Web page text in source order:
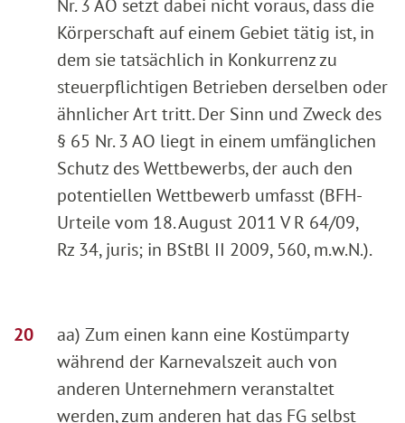
Nr. 3 AO setzt dabei nicht voraus, dass die
Körperschaft auf einem Gebiet tätig ist, in
dem sie tatsächlich in Konkurrenz zu
steuerpflichtigen Betrieben derselben oder
ähnlicher Art tritt. Der Sinn und Zweck des
§ 65 Nr. 3 AO liegt in einem umfänglichen
Schutz des Wettbewerbs, der auch den
potentiellen Wettbewerb umfasst (BFH-
Urteile vom 18. August 2011 V R 64/09,
Rz 34, juris; in BStBl II 2009, 560, m.w.N.).
aa) Zum einen kann eine Kostümparty
während der Karnevalszeit auch von
anderen Unternehmern veranstaltet
werden, zum anderen hat das FG selbst